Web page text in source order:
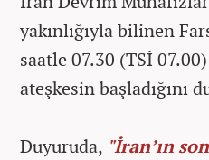
yakınlığıyla bilinen
saatle 07.30 (TSİ
ateşkesin başladığını
Duyuruda, "İran’ın